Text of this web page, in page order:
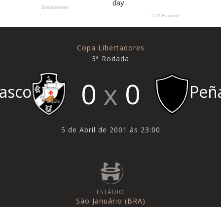
Copa Libertadores
3ª Rodada
0 0
5 de Abril de 2001 às 23:00
ESTÁDIO
São Januário (BRA)